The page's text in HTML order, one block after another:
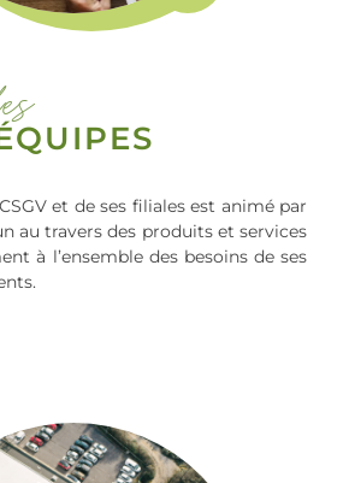
et de ses filiales est animé par
au travers des produits et services
à l’ensemble des besoins de ses